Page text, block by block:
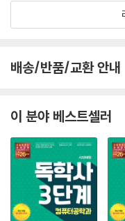
배송/반품/교환 안내
이 분야 베스트셀러